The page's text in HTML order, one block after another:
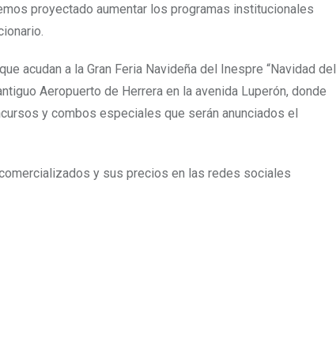
proyectado aumentar los programas institucionales
acudan a la Gran Feria Navideña del Inespre “Navidad del
Aeropuerto de Herrera en la avenida Luperón, donde
y combos especiales que serán anunciados el
y sus precios en las redes sociales